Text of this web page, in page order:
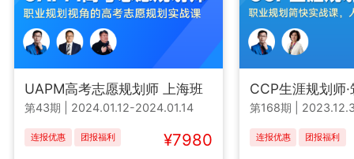
UAPM高考志愿规划师 上海班
第43期 2024.01.12-2024.01.14
连报优惠 团报福利 ¥7980
CCP生涯规划师
第168期
连报优惠 团报福利